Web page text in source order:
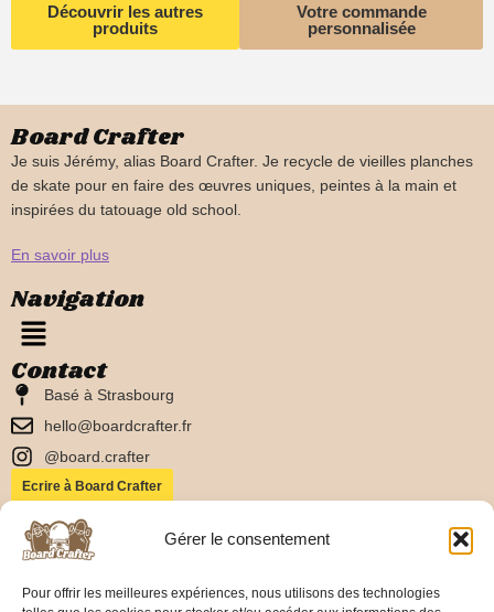
Gérer le consentement
Pour offrir les meilleures expériences, nous utilisons des technologies
Découvrir les autres
produits
Votre commande
personnalisée
Board Crafter
Je suis Jérémy, alias Board Crafter. Je recycle de vieilles planches
de skate pour en faire des œuvres uniques, peintes à la main et
inspirées du tatouage old school.
En savoir plus
Navigation
Contact
Basé à Strasbourg
hello@boardcrafter.fr
@board.crafter
Ecrire à Board Crafter
Reste informé